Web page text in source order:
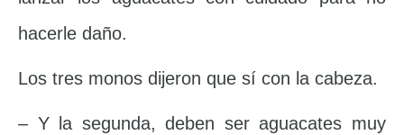
hacerle daño.
Los tres monos dijeron que sí con la cabeza.
– Y la segunda, deben ser aguacates muy